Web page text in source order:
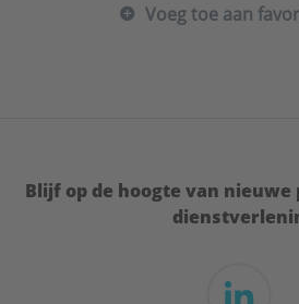
Voeg toe aan
Blijf op de hoogte van nieuwe